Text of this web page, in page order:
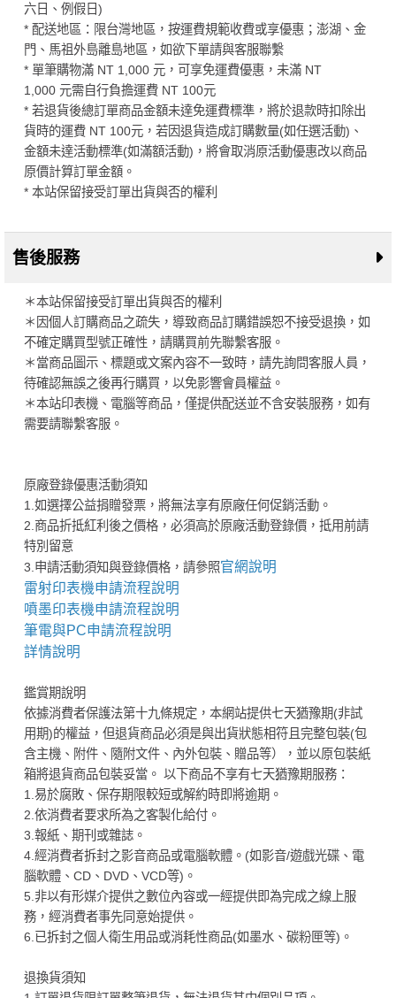
六日、例假日)
* 配送地區：限台灣地區，按運費規範收費或享優惠；澎湖、金
門、馬祖外島離島地區，如欲下單請與客服聯繫
* 單筆購物滿 NT 1,000 元，可享免運費優惠，未滿 NT
1,000 元需自行負擔運費 NT 100元
* 若退貨後總訂單商品金額未達免運費標準，將於退款時扣除出
貨時的運費 NT 100元，若因退貨造成訂購數量(如任選活動)、
金額未達活動標準(如滿額活動)，將會取消原活動優惠改以商品
原價計算訂單金額。
* 本站保留接受訂單出貨與否的權利
售後服務
＊本站保留接受訂單出貨與否的權利
＊因個人訂購商品之疏失，導致商品訂購錯誤恕不接受退換，如
不確定購買型號正確性，請購買前先聯繫客服。
＊當商品圖示、標題或文案內容不一致時，請先詢問客服人員，
待確認無誤之後再行購買，以免影響會員權益。
＊本站印表機、電腦等商品，僅提供配送並不含安裝服務，如有
需要請聯繫客服。
原廠登錄優惠活動須知
1.如選擇公益捐贈發票，將無法享有原廠任何促銷活動。
2.商品折抵紅利後之價格，必須高於原廠活動登錄價，抵用前請
特別留意
3.申請活動須知與登錄價格，請參照官網說明
雷射印表機申請流程說明
噴墨印表機申請流程說明
筆電與PC申請流程說明
詳情說明
鑑賞期說明
依據消費者保護法第十九條規定，本網站提供七天猶豫期(非試
用期)的權益，但退貨商品必須是與出貨狀態相符且完整包裝(包
含主機、附件、隨附文件、內外包裝、贈品等），並以原包裝紙
箱將退貨商品包裝妥當。 以下商品不享有七天猶豫期服務：
1.易於腐敗、保存期限較短或解約時即將逾期。
2.依消費者要求所為之客製化給付。
3.報紙、期刊或雜誌。
4.經消費者拆封之影音商品或電腦軟體。(如影音/遊戲光碟、電
腦軟體、CD、DVD、VCD等)。
5.非以有形媒介提供之數位內容或一經提供即為完成之線上服
務，經消費者事先同意始提供。
6.已拆封之個人衛生用品或消耗性商品(如墨水、碳粉匣等)。
退換貨須知